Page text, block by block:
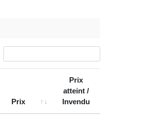
Prix
Prix
atteint /
Invendu